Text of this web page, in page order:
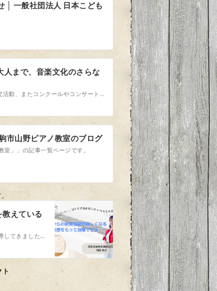
一般社団法人 日本こども
人まで、音楽文化のさらな
一般社団法人音楽教育推進協会は、音楽教育・音楽支援・音楽研究活動、またコンクールやコンサートの主催を通じ、音楽文化の更なる発展を目指します
市山野ピアノ教室のブログ
」」の記事一覧ページです。
えている
音楽教育に携わり28年・小学校にて子ども達を２０００人以上指導してきました。自宅教室の講師は孤独な時もあり、また判断に迷う時もあります。 子ども達の未来のため、先生方のお教室の発展のために講師会でともに学んでいきましょう。関西の先生以外の先生もお待ちしています。